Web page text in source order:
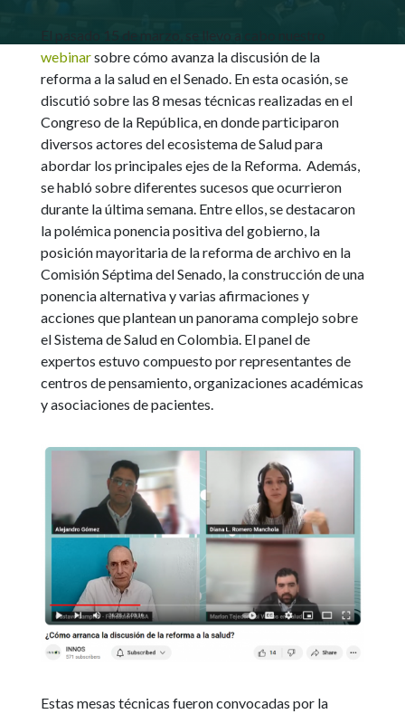
webinarsobre cómo avanza la discusión de la
reforma a la salud en el Senado. En esta ocasión, se
discutió sobre las 8 mesas técnicas realizadas en el
Congreso de la República, en donde participaron
diversos actores del ecosistema de Salud para
abordar los principales ejes de la Reforma. Además,
se habló sobre diferentes sucesos que ocurrieron
durante la última semana. Entre ellos, se destacaron
la polémica ponencia positiva del gobierno, la
posición mayoritaria de la reforma de archivo en la
Comisión Séptima del Senado, la construcción de una
ponencia alternativa y varias afirmaciones y
acciones que plantean un panorama complejo sobre
el Sistema de Salud en Colombia. El panel de
expertos estuvo compuesto por representantes de
centros de pensamiento, organizaciones académicas
y asociaciones de pacientes.
Estas mesas técnicas fueron convocadas por la